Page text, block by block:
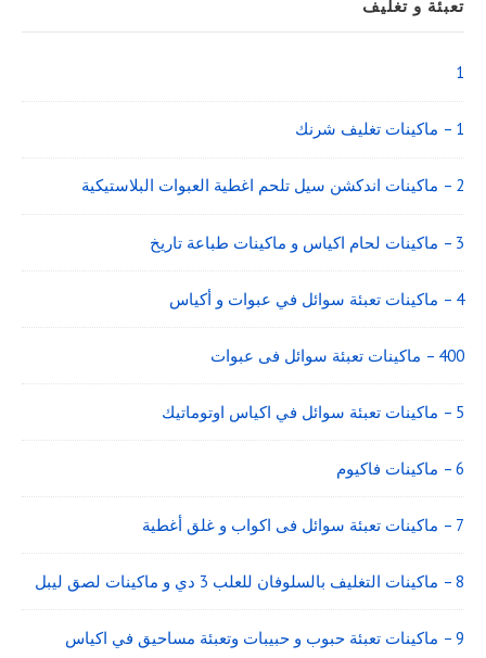
Widget
Area
تعبئة و تغليف
1
1 – ماكينات تغليف شرنك
2 – ماكينات اندكشن سيل تلحم اغطية العبوات البلاستيكية
3 – ماكينات لحام اكياس و ماكينات طباعة تاريخ
4 – ماكينات تعبئة سوائل في عبوات و أكياس
400 – ماكينات تعبئة سوائل فى عبوات
5 – ماكينات تعبئة سوائل في اكياس اوتوماتيك
6 – ماكينات فاكيوم
7 – ماكينات تعبئة سوائل فى اكواب و غلق أغطية
8 – ماكينات التغليف بالسلوفان للعلب 3 دي و ماكينات لصق ليبل
9 – ماكينات تعبئة حبوب و حبيبات وتعبئة مساحيق في اكياس